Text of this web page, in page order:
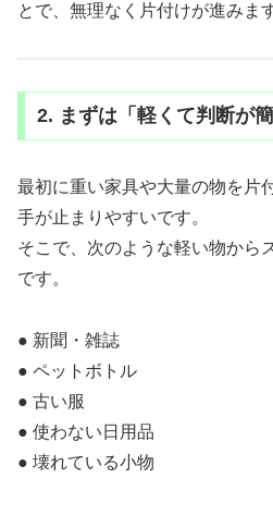
とで、無理なく片付けが進みます
2. まずは「軽くて判断が
最初に重い家具や大量の物を片
手が止まりやすいです。
そこで、次のような軽い物から
です。
● 新聞・雑誌
● ペットボトル
● 古い服
● 使わない日用品
● 壊れている小物